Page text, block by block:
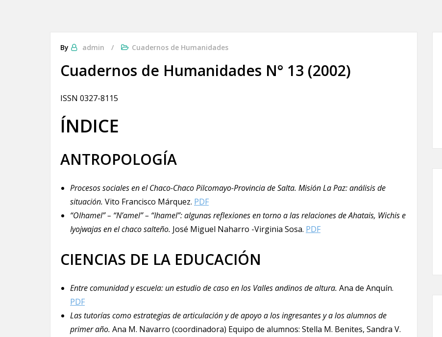
By admin Cuadernos de Humanidades
Cuadernos de Humanidades N° 13 (2002)
ISSN 0327-8115
ÍNDICE
ANTROPOLOGÍA
Procesos sociales en el Chaco-Chaco Pilcomayo-Provincia de Salta. Misión La Paz: análisis de
situación. Vito Francisco Márquez. PDF
“Olhamel” – “N’amel” – “Ihamel”: algunas reflexiones en torno a las relaciones de Ahatais, Wichis e
Iyojwajas en el chaco salteño. José Miguel Naharro -Virginia Sosa. PDF
CIENCIAS DE LA EDUCACIÓN
Entre comunidad y escuela: un estudio de caso en los Valles andinos de altura. Ana de Anquín.
PDF
Las tutorías como estrategias de articulación y de apoyo a los ingresantes y a los alumnos de
primer año. Ana M. Navarro (coordinadora) Equipo de alumnos: Stella M. Benites, Sandra V.